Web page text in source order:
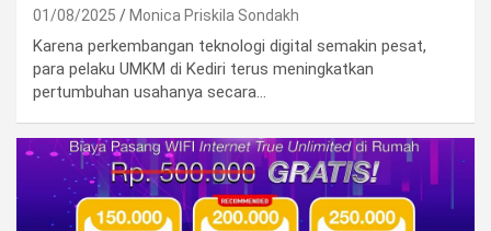
01/08/2025 Monica Priskila Sondakh
Karena perkembangan teknologi digital semakin pesat,
para pelaku UMKM di Kediri terus meningkatkan
pertumbuhan usahanya secara…